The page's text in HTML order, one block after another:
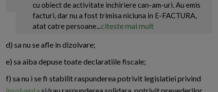
cu obiect de activitate inchiriere can-am-uri. Au emis
facturi, dar nu a fost trimisa niciuna in E-FACTURA,
atat catre persoane...citeste mai mult
d) sa nu se afle in dizolvare;
e) sa aiba depuse toate declaratiile fiscale;
f) sa nu i se fi stabilit raspunderea potrivit legislatiei privind